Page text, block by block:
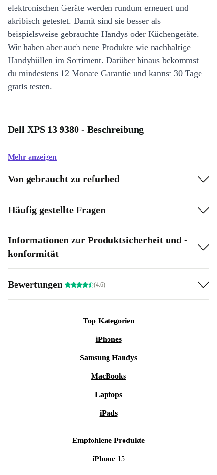
elektronischen Geräte werden rundum erneuert und
akribisch getestet. Damit sind sie besser als
beispielsweise gebrauchte Handys oder Küchengeräte.
Wir haben aber auch neue Produkte wie nachhaltige
Handyhüllen im Sortiment. Darüber hinaus bekommst
du mindestens 12 Monate Garantie und kannst 30 Tage
gratis testen.
Dell XPS 13 9380 - Beschreibung
Mehr anzeigen
Von gebraucht zu refurbed
Häufig gestellte Fragen
Informationen zur Produktsicherheit und -
konformität
Bewertungen (4.6)
Top-Kategorien
iPhones
Samsung Handys
MacBooks
Laptops
iPads
Empfohlene Produkte
iPhone 15